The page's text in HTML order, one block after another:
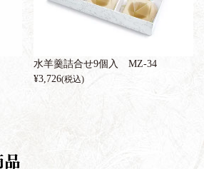
水羊羹詰合せ9個入 MZ-34
¥3,726(税込)